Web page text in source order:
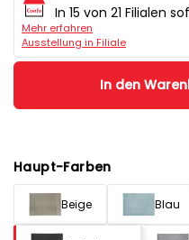
In 15 von 21 Filialen
Mehr erfahren
Ausstellung in Filiale
In den
Haupt-Farben
Beige Blau